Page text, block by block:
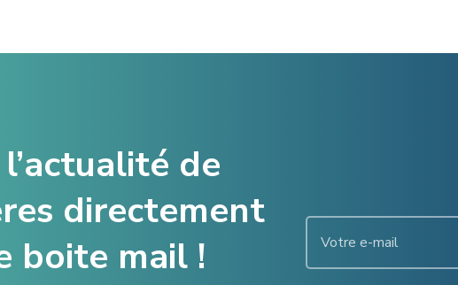
de
directement
boite mail !